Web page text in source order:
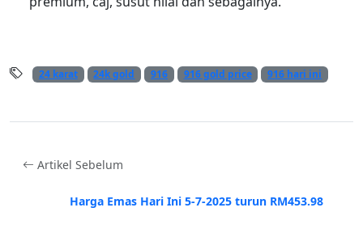
24 karat 24k gold 916 916 gold price 916 hari ini
Artikel Sebelum
Harga Emas Hari Ini 5-7-2025 turun RM453.98